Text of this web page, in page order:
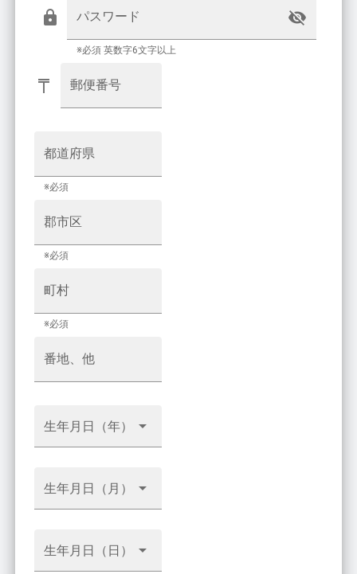
パスワード
※必須 英数字6文字以上
郵便番号
都道府県
※必須
郡市区
※必須
町村
※必須
番地、他
生年月日（年）
生年月日（月）
生年月日（日）